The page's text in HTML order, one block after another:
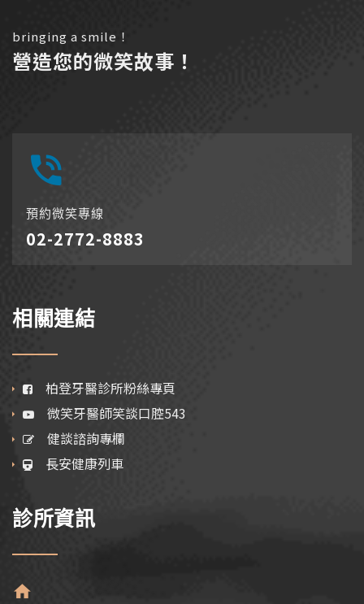
bringing a smile！
營造您的微笑故事！
預約微笑專線
02-2772-8883
相關連結
柏登牙醫診所粉絲專頁
微笑牙醫師笑談口腔543
健談諮詢專欄
長安健康列車
診所資訊